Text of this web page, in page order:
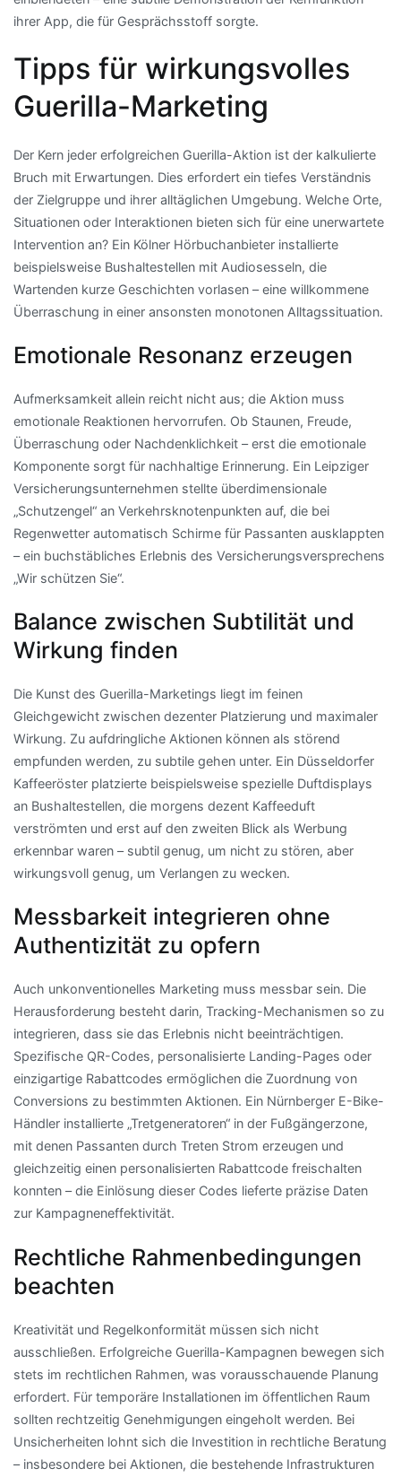
ihrer App, die für Gesprächsstoff sorgte.
Tipps für wirkungsvolles
Guerilla-Marketing
Der Kern jeder erfolgreichen Guerilla-Aktion ist der kalkulierte
Bruch mit Erwartungen. Dies erfordert ein tiefes Verständnis
der Zielgruppe und ihrer alltäglichen Umgebung. Welche Orte,
Situationen oder Interaktionen bieten sich für eine unerwartete
Intervention an? Ein Kölner Hörbuchanbieter installierte
beispielsweise Bushaltestellen mit Audiosesseln, die
Wartenden kurze Geschichten vorlasen – eine willkommene
Überraschung in einer ansonsten monotonen Alltagssituation.
Emotionale Resonanz erzeugen
Aufmerksamkeit allein reicht nicht aus; die Aktion muss
emotionale Reaktionen hervorrufen. Ob Staunen, Freude,
Überraschung oder Nachdenklichkeit – erst die emotionale
Komponente sorgt für nachhaltige Erinnerung. Ein Leipziger
Versicherungsunternehmen stellte überdimensionale
„Schutzengel“ an Verkehrsknotenpunkten auf, die bei
Regenwetter automatisch Schirme für Passanten ausklappten
– ein buchstäbliches Erlebnis des Versicherungsversprechens
„Wir schützen Sie“.
Balance zwischen Subtilität und
Wirkung finden
Die Kunst des Guerilla-Marketings liegt im feinen
Gleichgewicht zwischen dezenter Platzierung und maximaler
Wirkung. Zu aufdringliche Aktionen können als störend
empfunden werden, zu subtile gehen unter. Ein Düsseldorfer
Kaffeeröster platzierte beispielsweise spezielle Duftdisplays
an Bushaltestellen, die morgens dezent Kaffeeduft
verströmten und erst auf den zweiten Blick als Werbung
erkennbar waren – subtil genug, um nicht zu stören, aber
wirkungsvoll genug, um Verlangen zu wecken.
Messbarkeit integrieren ohne
Authentizität zu opfern
Auch unkonventionelles Marketing muss messbar sein. Die
Herausforderung besteht darin, Tracking-Mechanismen so zu
integrieren, dass sie das Erlebnis nicht beeinträchtigen.
Spezifische QR-Codes, personalisierte Landing-Pages oder
einzigartige Rabattcodes ermöglichen die Zuordnung von
Conversions zu bestimmten Aktionen. Ein Nürnberger E-Bike-
Händler installierte „Tretgeneratoren“ in der Fußgängerzone,
mit denen Passanten durch Treten Strom erzeugen und
gleichzeitig einen personalisierten Rabattcode freischalten
konnten – die Einlösung dieser Codes lieferte präzise Daten
zur Kampagneneffektivität.
Rechtliche Rahmenbedingungen
beachten
Kreativität und Regelkonformität müssen sich nicht
ausschließen. Erfolgreiche Guerilla-Kampagnen bewegen sich
stets im rechtlichen Rahmen, was vorausschauende Planung
erfordert. Für temporäre Installationen im öffentlichen Raum
sollten rechtzeitig Genehmigungen eingeholt werden. Bei
Unsicherheiten lohnt sich die Investition in rechtliche Beratung
– insbesondere bei Aktionen, die bestehende Infrastrukturen